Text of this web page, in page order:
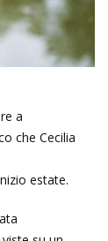
a
che Cecilia
estate.